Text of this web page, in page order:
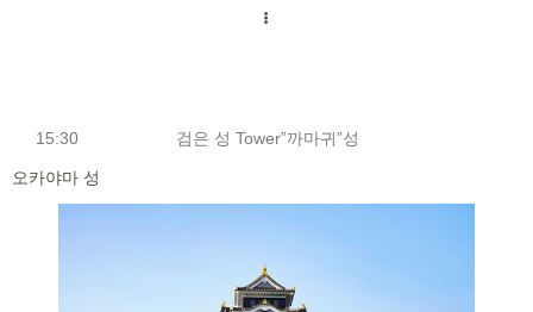
15:30 검은 성 Tower”까마귀”성
오카야마 성